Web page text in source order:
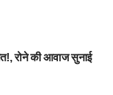
रोने की आवाज सुनाई